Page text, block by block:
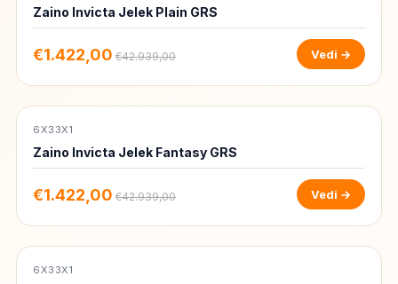
Zaino Invicta Jelek Plain GRS
€1.422,00 €42.939,00 Vedi →
-97%
6X33X1
Zaino Invicta Jelek Fantasy GRS
€1.422,00 €42.939,00 Vedi →
-97%
6X33X1